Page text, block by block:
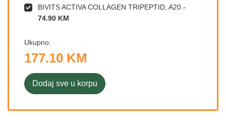
BIVITS ACTIVA COLLAGEN TRIPEPTID, A20 -
74.90 KM
Ukupno:
177.10 KM
Dodaj sve u korpu